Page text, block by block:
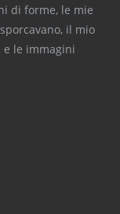
di forme, le mie
il mio
e le immagini